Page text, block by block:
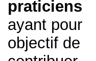
praticiens
ayant pour
objectif de